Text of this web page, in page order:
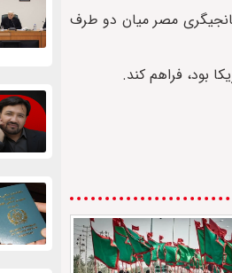
میانجیگری مصر میان دو طرف
بود، فراهم کند.